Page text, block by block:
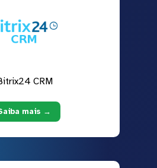
CRM
mais →